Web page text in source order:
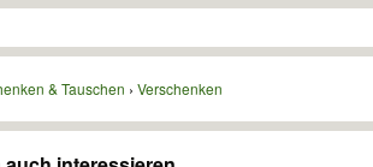
& Tauschen Verschenken